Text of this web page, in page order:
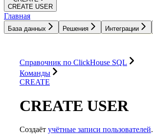
CREATE USER
Главная
База данных Решения Интеграции
Справочник по ClickHouse SQL
Команды
CREATE
CREATE USER
Создаёт учётные записи пользователей.